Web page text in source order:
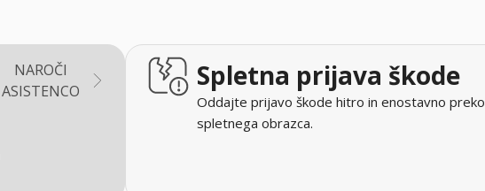
NAROČI
ASISTENCO
Spletna prijava škode
Oddajte prijavo škode hitro in enostavno preko
spletnega obrazca.